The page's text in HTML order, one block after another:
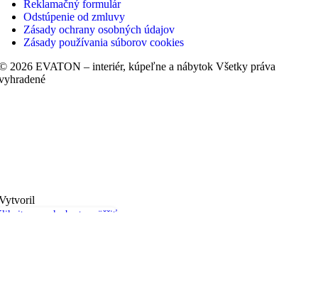
sem ak chcete zväčšiť
Reklamačný formulár
Odstúpenie od zmluvy
Zásady ochrany osobných údajov
Zásady používania súborov cookies
2026 EVATON – interiér, kúpeľne a nábytok Všetky práva